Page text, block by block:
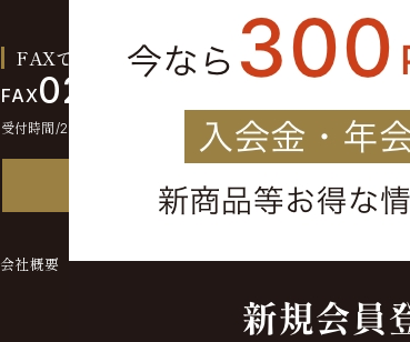
FAXでのご注文お問い合わせ
FAX0244-46-2355
受付時間/24時間受付
会社概要